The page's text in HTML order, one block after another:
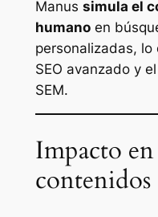
Manus simula el
humanoen
personalizadas, lo
SEO avanzado y
SEM.
Impacto
contenidos